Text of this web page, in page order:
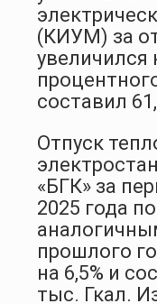
(КИУМ) за
увеличился
составил
Отпуск
«БГК» за
2025 года
прошлого
на 6,5% и
тыс. Гкал.